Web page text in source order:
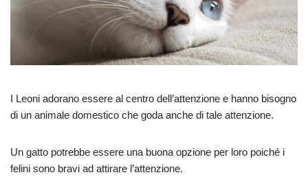
I Leoni adorano essere al centro dell’attenzione e hanno bisogno
di un animale domestico che goda anche di tale attenzione.
Un gatto potrebbe essere una buona opzione per loro poiché i
felini sono bravi ad attirare l’attenzione.